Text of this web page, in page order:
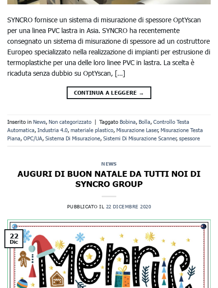
SYNCRO fornisce un sistema di misurazione di spessore OptYscan
per una linea PVC lastra in Asia. SYNCRO ha recentemente
consegnato un sistema di misurazione di spessore ad un costruttore
Europeo specializzato nella realizzazione di impianti per estrusione di
termoplastiche per una delle loro linee PVC in lastra. La scelta è
ricaduta senza dubbio su OptYscan, […]
CONTINUA A LEGGERE →
Inserito in News, Non categorizzato Taggato Bobina, Bolla, Controllo Testa
Automatica, Industria 4.0, materiale plastico, Misurazione Laser, Misurazione Testa
Piana, OPC/UA, Sistema Di Misurazione, Sistemi Di Misurazione Scanner, spessore
NEWS
AUGURI DI BUON NATALE DA TUTTI NOI DI
SYNCRO GROUP
PUBBLICATO IL 22 DICEMBRE 2020
22
Dic